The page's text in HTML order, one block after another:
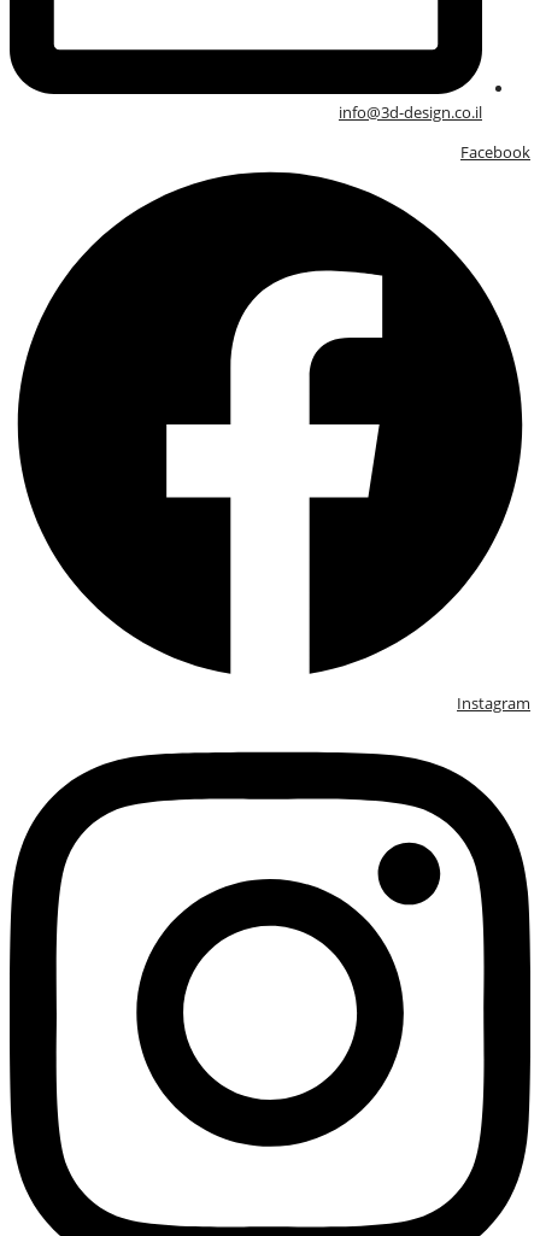
info@3d-design.co.il
Facebook
Instagram